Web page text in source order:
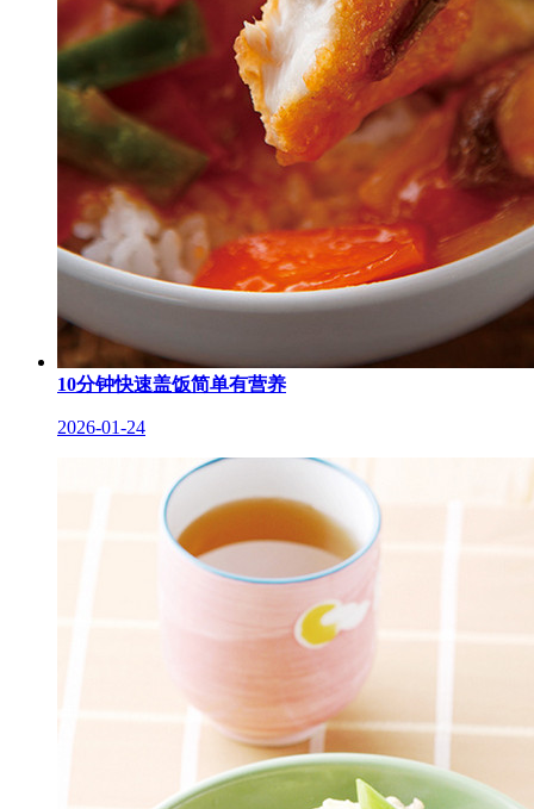
10分钟快速盖饭简单有营养
2026-01-24